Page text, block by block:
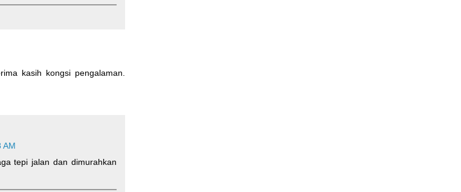
kasih kongsi pengalaman.
AM
tepi jalan dan dimurahkan